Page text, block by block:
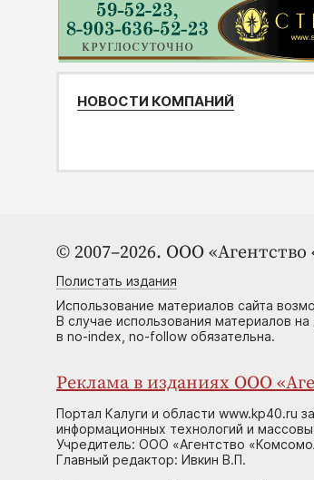
НОВОСТИ КОМПАНИЙ
© 2007–2026. ООО
Полистать издания
Использование материалов сайта
В случае использования материалов
в no-index, no-follow обязательна.
Реклама в изданиях ООО
Портал Калуги и области www.kp40.ru
информационных технологий и
Учредитель: ООО «Агентство
Главный редактор: Ивкин В.П.